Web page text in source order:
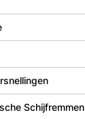
Schijfremmen